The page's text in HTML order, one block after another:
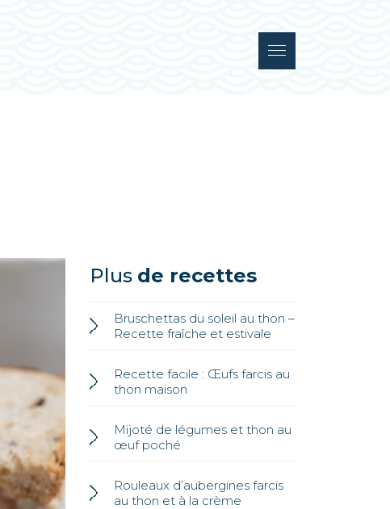
Plus de recettes
Bruschettas du soleil au thon –
Recette fraîche et estivale
Recette facile : Œufs farcis au
thon maison
Mijoté de légumes et thon au
œuf poché
Rouleaux d’aubergines farcis
au thon et à la crème